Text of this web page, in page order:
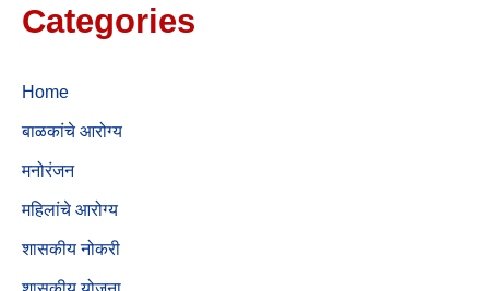
Categories
Home
बाळकांचे आरोग्य
मनोरंजन
महिलांचे आरोग्य
शासकीय नोकरी